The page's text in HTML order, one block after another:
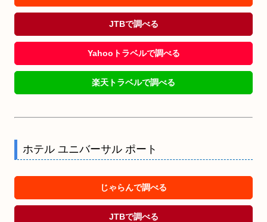
JTBで調べる
Yahooトラベルで調べる
楽天トラベルで調べる
ホテル ユニバーサル ポート
じゃらんで調べる
JTBで調べる